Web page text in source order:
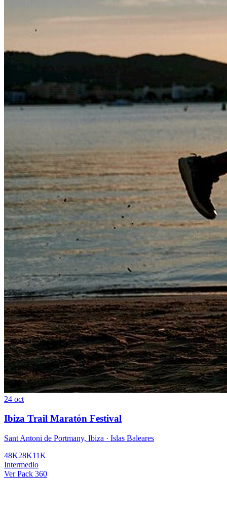
24 oct
Ibiza Trail Maratón Festival
Sant Antoni de Portmany, Ibiza · Islas Baleares
48K28K11K
Intermedio
Ver Pack 360